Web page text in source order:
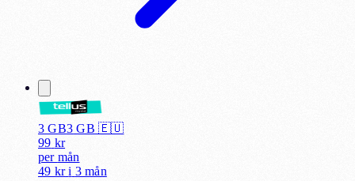
3 GB3 GB 🇪🇺
99 kr
per mån
49 kr i 3 mån